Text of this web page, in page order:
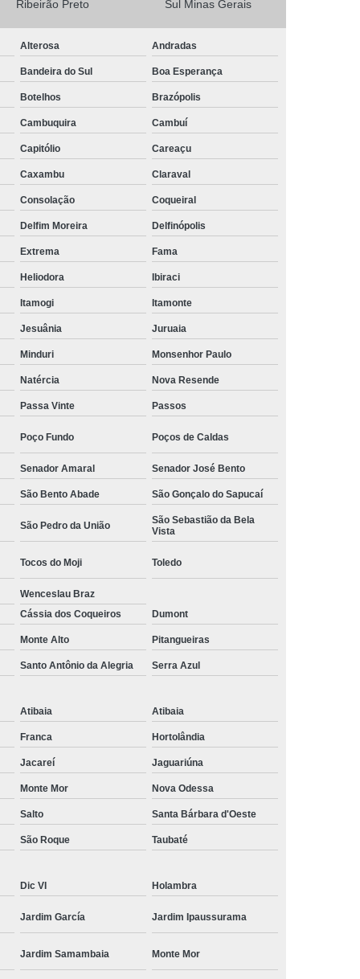
Camisa Social Manga Longa
Camisa Social Manga Longa Preta
Camisa Social Masculina Preta Manga Longa
Camisa a Rigor Social Masculina
Social Branca Masculina
Camisa Social Jeans Masculina
Social Masculina a Rigor
Manga Longa Social Masculina Preço
Social Branca Masculina Preço
Camisa Social Jeans Masculina Preço
Camisa Social Masculina Manga Curta Preço
Camisa Social Masculina Preço
Camisa Social Masculina Slim Preço
Fábrica Camisa Social
Fábrica de Camisa Social
Fábrica de Camisa Social Masculina
Loja de Fábrica Camisa Social
Loja de Moda Masculina Online
Loja Moda Masculina Executivo
Social
Loja Virtual Moda Masculina
Moda Básica Masculina
Masculina
Moda Masculina
Social
Moda Masculina Esporte Fino
Social
Moda Plus Size Masculina
Roupas Estilosas Masculinas
Moda
Roupas Masculinas Esporte Fino
Roupas Masculinas na Moda
Social Roupas Sociais Masculinas
Ribeirão Preto Sul Minas Gerais
Alterosa Andradas
Bandeira do Sul Boa Esperança
Botelhos Brazópolis
Cambuquira Cambuí
Capitólio Careaçu
Caxambu Claraval
Consolação Coqueiral
Delfim Moreira Delfinópolis
Extrema Fama
Heliodora Ibiraci
Itamogi Itamonte
Jesuânia Juruaia
Minduri Monsenhor Paulo
Natércia Nova Resende
Passa Vinte Passos
Poço Fundo Poços de Caldas
Senador Amaral Senador José Bento
São Bento Abade São Gonçalo do Sapucaí
São Pedro da União
São Sebastião da Bela
Vista
Tocos do Moji Toledo
Wenceslau Braz
Cássia dos Coqueiros Dumont
Monte Alto Pitangueiras
Santo Antônio da Alegria Serra Azul
Atibaia Atibaia
Franca Hortolândia
Jacareí Jaguariúna
Monte Mor Nova Odessa
Salto Santa Bárbara d'Oeste
São Roque Taubaté
Dic VI Holambra
Jardim García Jardim Ipaussurama
Jardim Samambaia Monte Mor